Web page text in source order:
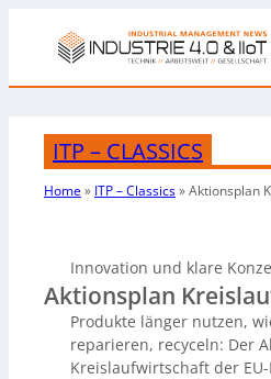
ITP – CLASSICS
Home» ITP – Classics»Aktionsplan
Innovation und klare
Aktionsplan
Produkte länger nutzen,
reparieren, recyceln: Der
Kreislaufwirtschaft der